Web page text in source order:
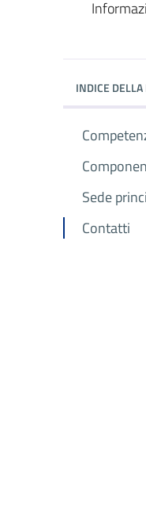
INDICE
Sede
Contatti